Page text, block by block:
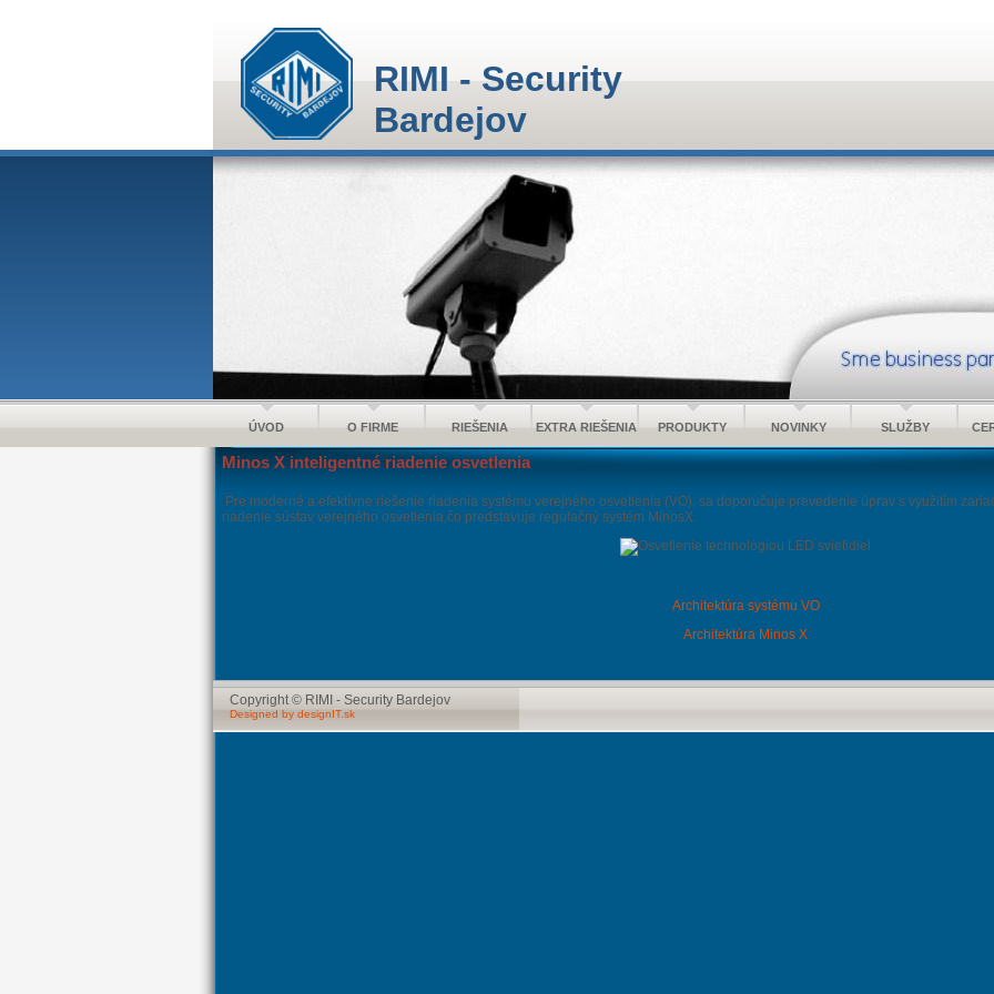
RIMI - Security
Bardejov
ÚVOD O FIRME RIEŠENIA EXTRA RIEŠENIA PRODUKTY NOVINKY SLUŽBY
Minos X inteligentné riadenie osvetlenia
Pre moderné a efektívne riešenie riadenia systému verejného osvetlenia (VO), sa doporučuje prevedenie úprav s využitím
riadenie sústav verejného osvetlenia,čo predstavuje regulačný systém MinosX.
Architektúra systému VO
Architektúra Minos X
Copyright © RIMI - Security Bardejov
Designed by designIT.sk